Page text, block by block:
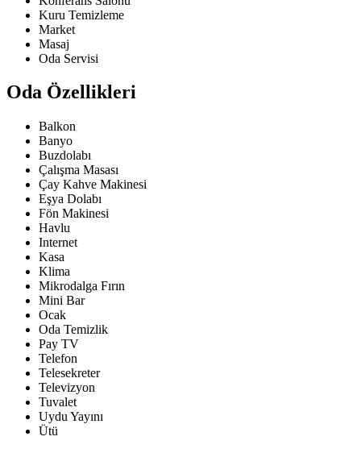
Kuru Temizleme
Market
Masaj
Oda Servisi
Oda Özellikleri
Balkon
Banyo
Buzdolabı
Çalışma Masası
Çay Kahve Makinesi
Eşya Dolabı
Fön Makinesi
Havlu
Internet
Kasa
Klima
Mikrodalga Fırın
Mini Bar
Ocak
Oda Temizlik
Pay TV
Telefon
Telesekreter
Televizyon
Tuvalet
Uydu Yayını
Ütü